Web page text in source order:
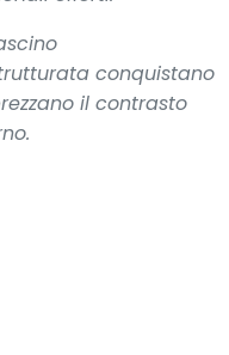
conquistano
il contrasto